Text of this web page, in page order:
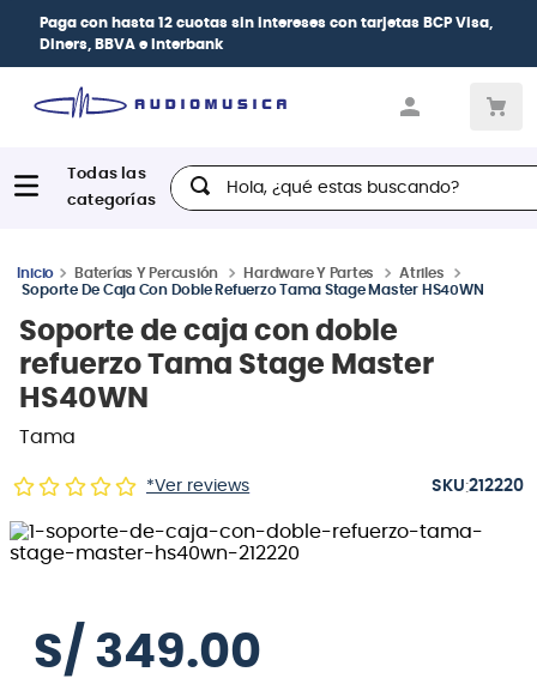
Paga con hasta 12 cuotas sin intereses con tarjetas BCP Visa,
Diners, BBVA e Interbank
Hola, ¿qué estas buscando?
Baterías Y Percusión Hardware Y Partes
Atriles
Soporte De Caja Con Doble Refuerzo Tama Stage Master HS40WN
Soporte de caja con doble
refuerzo Tama Stage Master
HS40WN
Tama
*Ver reviews :212220
S/ 349.00